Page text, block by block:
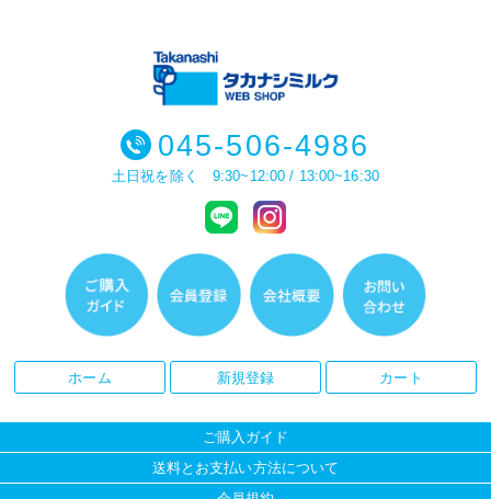
045-506-4986
土日祝を除く 9:30~12:00 / 13:00~16:30
ホーム 新規登録 カート
ご購入ガイド
送料とお支払い方法について